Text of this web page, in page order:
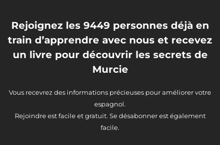
Rejoignez les 9449 personnes déjà en
train d’apprendre avec nous et recevez
un livre pour découvrir les secrets de
Murcie
Vous recevrez des informations précieuses pour améliorer votre
espagnol.
Rejoindre est facile et gratuit. Se désabonner est également
facile.